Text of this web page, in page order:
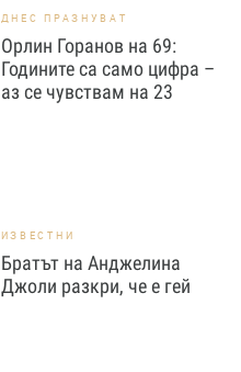
ДНЕС ПРАЗНУВАТ
Орлин Горанов на 69:
Годините са само цифра –
аз се чувствам на 23
ИЗВЕСТНИ
Братът на Анджелина
Джоли разкри, че е гей